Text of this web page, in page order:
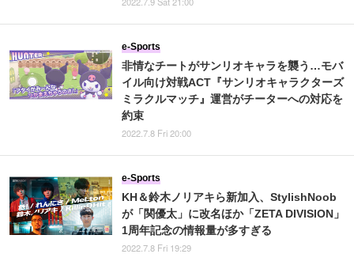
非情なチートがサンリオキャラを襲う…モバ
イル向け対戦ACT『サンリオキャラクターズ
ミラクルマッチ』運営がチーターへの対応を
約束
e-Sports
2022.7.8 Fri 20:00
KH＆鈴木ノリアキら新加入、StylishNoob
が「関優太」に改名ほか「ZETA DIVISION」
1周年記念の情報量が多すぎる
e-Sports
2022.7.8 Fri 19:29